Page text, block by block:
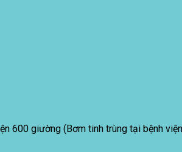
600 giường (Bơm tinh trùng tại bệnh